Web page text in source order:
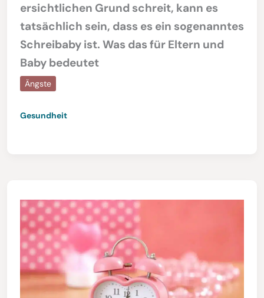
ersichtlichen Grund schreit, kann es
tatsächlich sein, dass es ein sogenanntes
Schreibaby ist. Was das für Eltern und
Baby bedeutet
Ängste
Gesundheit